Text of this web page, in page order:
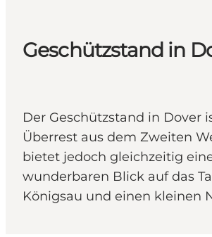
Geschützstand in
Der Geschützstand in Dover
Überrest aus dem Zweiten
bietet jedoch gleichzeitig
wunderbaren Blick auf das
Königsau und einen kleinen